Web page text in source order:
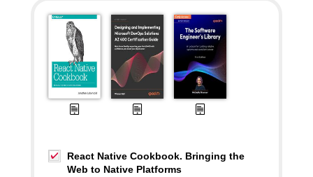
React Native Cookbook. Bringing the
Web to Native Platforms